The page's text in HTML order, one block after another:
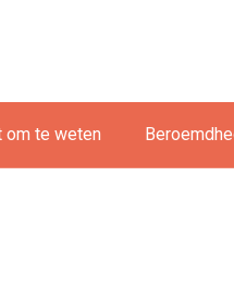
om te weten